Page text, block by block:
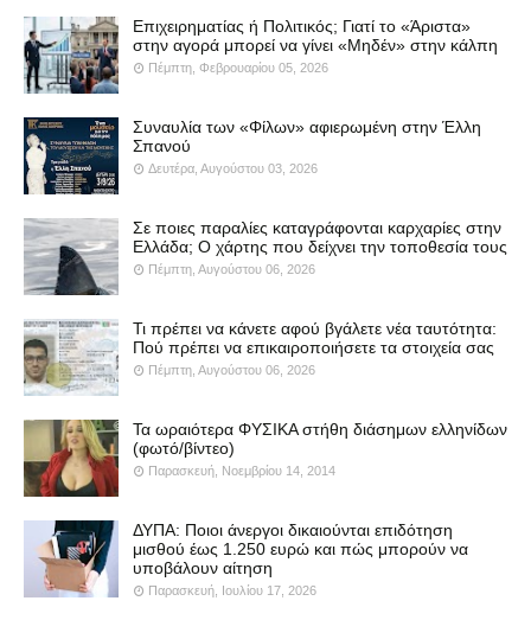
Επιχειρηματίας ή Πολιτικός; Γιατί το «Άριστα»
στην αγορά μπορεί να γίνει «Μηδέν» στην κάλπη
Πέμπτη, Φεβρουαρίου 05, 2026
Συναυλία των «Φίλων» αφιερωμένη στην Έλλη
Σπανού
Δευτέρα, Αυγούστου 03, 2026
Σε ποιες παραλίες καταγράφονται καρχαρίες στην
Ελλάδα; Ο χάρτης που δείχνει την τοποθεσία τους
Πέμπτη, Αυγούστου 06, 2026
Τι πρέπει να κάνετε αφού βγάλετε νέα ταυτότητα:
Πού πρέπει να επικαιροποιήσετε τα στοιχεία σας
Πέμπτη, Αυγούστου 06, 2026
Τα ωραιότερα ΦΥΣΙΚΑ στήθη διάσημων ελληνίδων
(φωτό/βίντεο)
Παρασκευή, Νοεμβρίου 14, 2014
ΔΥΠΑ: Ποιοι άνεργοι δικαιούνται επιδότηση
μισθού έως 1.250 ευρώ και πώς μπορούν να
υποβάλουν αίτηση
Παρασκευή, Ιουλίου 17, 2026